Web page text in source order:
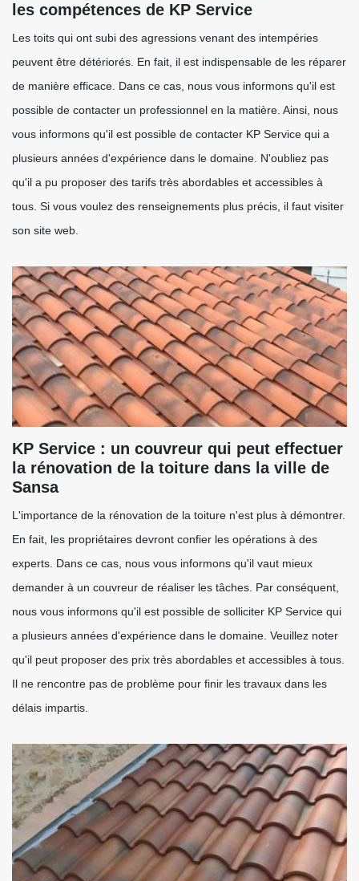
les compétences de KP Service
Les toits qui ont subi des agressions venant des intempéries
peuvent être détériorés. En fait, il est indispensable de les réparer
de manière efficace. Dans ce cas, nous vous informons qu'il est
possible de contacter un professionnel en la matière. Ainsi, nous
vous informons qu'il est possible de contacter KP Service qui a
plusieurs années d'expérience dans le domaine. N'oubliez pas
qu'il a pu proposer des tarifs très abordables et accessibles à
tous. Si vous voulez des renseignements plus précis, il faut visiter
son site web.
KP Service : un couvreur qui peut effectuer
la rénovation de la toiture dans la ville de
Sansa
L'importance de la rénovation de la toiture n'est plus à démontrer.
En fait, les propriétaires devront confier les opérations à des
experts. Dans ce cas, nous vous informons qu'il vaut mieux
demander à un couvreur de réaliser les tâches. Par conséquent,
nous vous informons qu'il est possible de solliciter KP Service qui
a plusieurs années d'expérience dans le domaine. Veuillez noter
qu'il peut proposer des prix très abordables et accessibles à tous.
Il ne rencontre pas de problème pour finir les travaux dans les
délais impartis.